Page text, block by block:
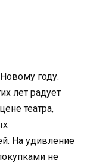
году.
лет радует
театра,
На удивление
не